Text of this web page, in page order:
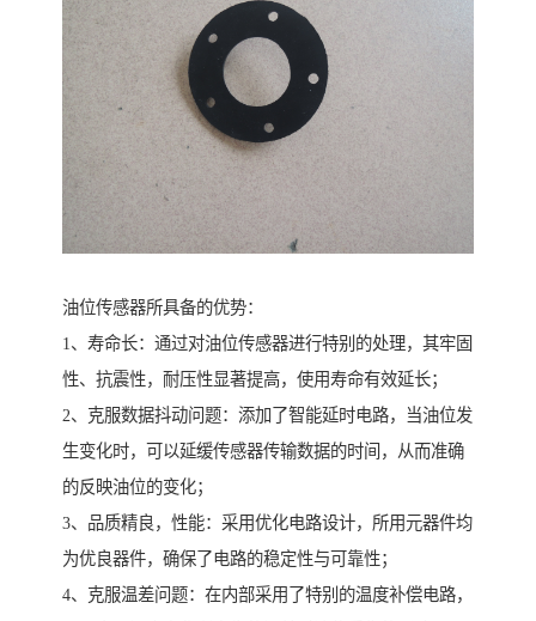
油位传感器所具备的优势：
1、寿命长：通过对油位传感器进行特别的处理，其牢固
性、抗震性，耐压性显著提高，使用寿命有效延长；
2、克服数据抖动问题：添加了智能延时电路，当油位发
生变化时，可以延缓传感器传输数据的时间，从而准确
的反映油位的变化；
3、品质精良，性能：采用优化电路设计，所用元器件均
为优良器件，确保了电路的稳定性与可靠性；
4、克服温差问题：在内部采用了特别的温度补偿电路，